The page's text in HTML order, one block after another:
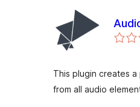
This plugin creates
from all audio